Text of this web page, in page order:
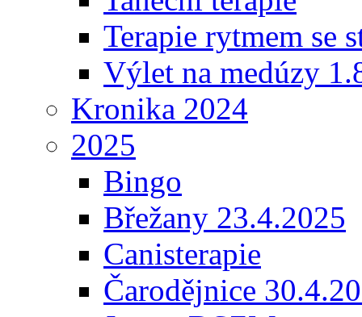
Terapie rytmem se
Výlet na medúzy
Kronika 2024
2025
Bingo
Břežany 23.4.2025
Canisterapie
Čarodějnice